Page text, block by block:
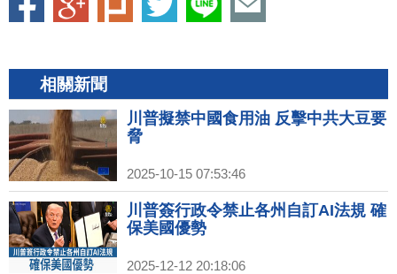
相關新聞
川普擬禁中國食用油 反擊中共大豆要
脅
2025-10-15 07:53:46
川普簽行政令禁止各州自訂AI法規 確
保美國優勢
2025-12-12 20:18:06